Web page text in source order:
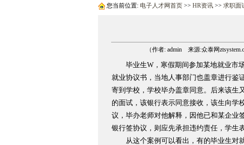
您当前位置: 电子人才网首页 >> HR资讯 >> 求职面
（作者: admin 来源:众泰网
毕业生W，寒假期间参加某地就业市
就业协议书，当地人事部门也盖章进行鉴
寄到学校，学校毕办盖章同意。后来该生
的面试，该银行表示同意接收，该生向学
议，毕办老师对他解释，因他已和某企业
银行签协议，则应先承担违约责任，学生
从这个案例可以看出，有的毕业生对